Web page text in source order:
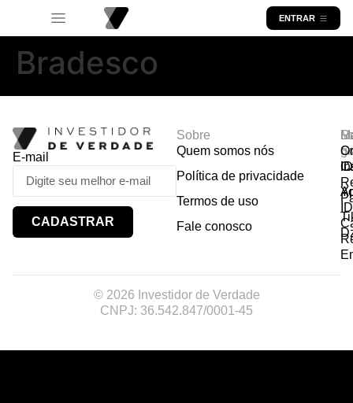
ENTRAR
Bradesco
E-mail
CADASTRAR
Sobre
Quem somos nós
Política de privacidade
Termos de uso
Fale conosco
© 2026 Investidor de Verdade
CNPJ: 36.542.847/0001-45